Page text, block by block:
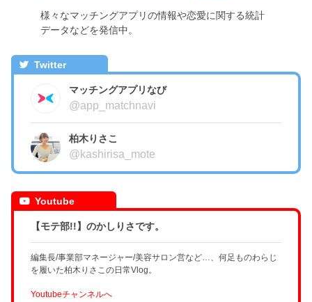
様々なマッチングアプリの情報や恋愛に関する統計
データなどを発信中。
Twitter
マッチングアプリなび
@app_matchnavi
柏木りさこ
@kashirisa_mote
Youtube
【モテ部!!】のかしりさです。
編集長/事業部マネージャー/美容サロン営など…、何足ものわらじ
を履いた柏木りさこの日常Vlog。
Youtubeチャンネルへ